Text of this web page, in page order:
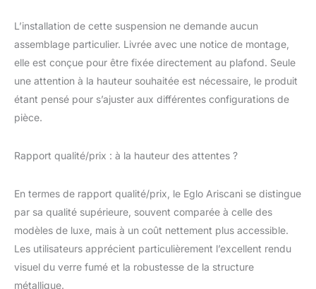
toute ampoule équipée
une puissance
maximale par douille de
40 W ; Dimmable en
fonction de l’ampoule
65,5 cm
L’installation de cette suspension ne demande aucun
assemblage particulier. Livrée avec une notice de montage,
elle est conçue pour être fixée directement au plafond. Seule
une attention à la hauteur souhaitée est nécessaire, le produit
étant pensé pour s’ajuster aux différentes configurations de
pièce.
Rapport qualité/prix : à la hauteur des attentes ?
En termes de rapport qualité/prix, le Eglo Ariscani se distingue
par sa qualité supérieure, souvent comparée à celle des
modèles de luxe, mais à un coût nettement plus accessible.
Les utilisateurs apprécient particulièrement l’excellent rendu
visuel du verre fumé et la robustesse de la structure
métallique.